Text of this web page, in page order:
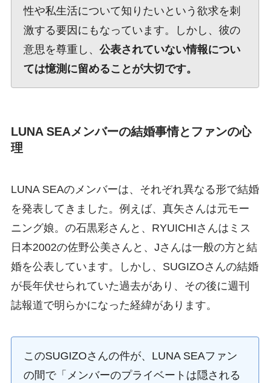
性や私生活について知りたいという欲求を刺
激する要因にもなっています。しかし、彼の
意思を尊重し、 公表されていない情報につい
ては憶測に留めることが大切です。
LUNA SEAメンバーの結婚事情とファンの心
理
LUNA SEAのメンバーは、それぞれ異なる形で結婚
を発表してきました。例えば、真矢さんは元モー
ニング娘。の石黒彩さんと、RYUICHIさんはミス
日本2002の佐野公美さんと、Jさんは一般の方と結
婚を公表しています。しかし、SUGIZOさんの結婚
が長年伏せられていた過去があり、その後に週刊
誌報道で明らかになった経緯があります。
このSUGIZOさんの件が、LUNA SEAファン
の間で「メンバーのプライベートは隠される